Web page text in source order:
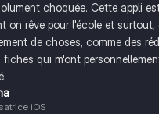
choquée. Cette appli
on rêve pour l'école et surtout,
de choses, comme des
fiches qui m'ont
iOS